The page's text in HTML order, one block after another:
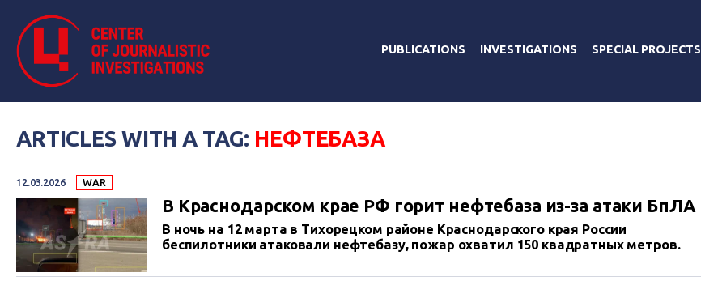
PUBLICATIONS INVESTIGATIONS SPECIAL PROJECTS
ARTICLES WITH A TAG: НЕФТЕБАЗА
12.03.2026 WAR
В Краснодарском крае РФ горит нефтебаза из-за атаки БпЛА
В ночь на 12 марта в Тихорецком районе Краснодарского края России
беспилотники атаковали нефтебазу, пожар охватил 150 квадратных метров.